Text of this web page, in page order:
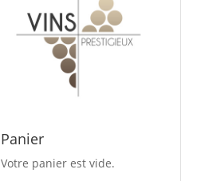
Panier
Votre panier est vide.